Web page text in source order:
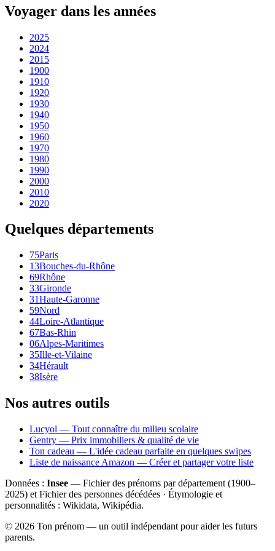
Voyager dans les années
2025
2024
2015
1900
1910
1920
1930
1940
1950
1960
1970
1980
1990
2000
2010
2020
Quelques départements
75Paris
13Bouches-du-Rhône
69Rhône
33Gironde
31Haute-Garonne
59Nord
44Loire-Atlantique
67Bas-Rhin
06Alpes-Maritimes
35Ille-et-Vilaine
34Hérault
38Isère
Nos autres outils
Lucyol — Tout connaître du milieu scolaire
Gentry — Prix immobiliers & qualité de vie
Ton cadeau — L'idée cadeau parfaite en quelques swipes
Liste de naissance Amazon — Créer et partager votre liste
Données : Insee — Fichier des prénoms par département (1900–
2025) et Fichier des personnes décédées · Étymologie et
personnalités : Wikidata, Wikipédia.
© 2026 Ton prénom — un outil indépendant pour aider les futurs
parents.